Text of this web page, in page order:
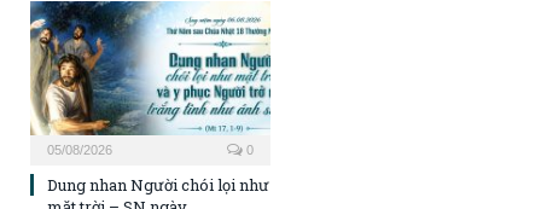
05/08/2026 0
Dung nhan Người chói lọi như